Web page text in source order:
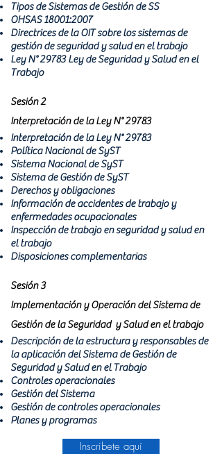
Tipos de Sistemas de Gestión de SS
OHSAS 18001:2007
Directrices de la OIT sobre los sistemas de
gestión de seguridad y salud en el trabajo
Ley N° 29783 Ley de Seguridad y Salud en el
Trabajo
Sesión 2
Interpretación de la Ley N° 29783
Interpretación de la Ley N° 29783
Política Nacional de SyST
Sistema Nacional de SyST
Sistema de Gestión de SyST
Derechos y obligaciones
Información de accidentes de trabajo y
enfermedades ocupacionales
Inspección de trabajo en seguridad y salud en
el trabajo
Disposiciones complementarias
Sesión 3
Implementación y Operación del Sistema de
Gestión de la Seguridad y Salud en el trabajo
Descripción de la estructura y responsables de
la aplicación del Sistema de Gestión de
Seguridad y Salud en el Trabajo
Controles operacionales
Gestión del Sistema
Gestión de controles operacionales
Planes y programas
Inscribete aquí